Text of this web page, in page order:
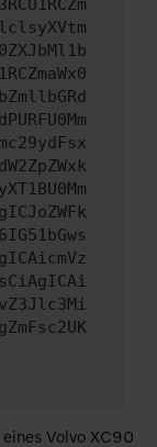
Volvo XC90